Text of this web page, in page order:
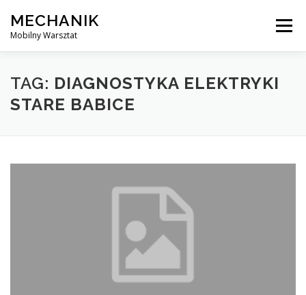
content
MECHANIK
Mobilny Warsztat
Menu
MOBILNY MECHANIK ELEKTRYK SAMOCHODOWY
TAG: DIAGNOSTYKA ELEKTRYKI
STARE BABICE